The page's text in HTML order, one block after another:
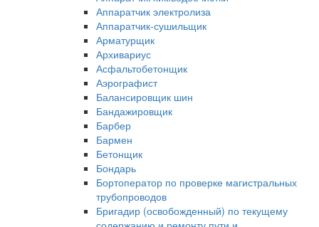
Аппаратчик электролиза
Аппаратчик-сушильщик
Арматурщик
Архивариус
Асфальтобетонщик
Аэрографист
Балансировщик шин
Бандажировщик
Барбер
Бармен
Бетонщик
Бондарь
Бортоператор по проверке магистральных
трубопроводов
Бригадир (освобожденный) по текущему